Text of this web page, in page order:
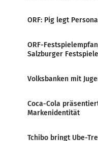
ORF: Pig legt
ORF-
Salzburger Festspiele
Volksbanken mit
Coca-Cola
Markenidentität
Tchibo bringt Ube-